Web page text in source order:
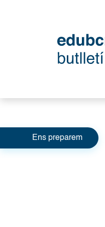
Categories
Ens preparem